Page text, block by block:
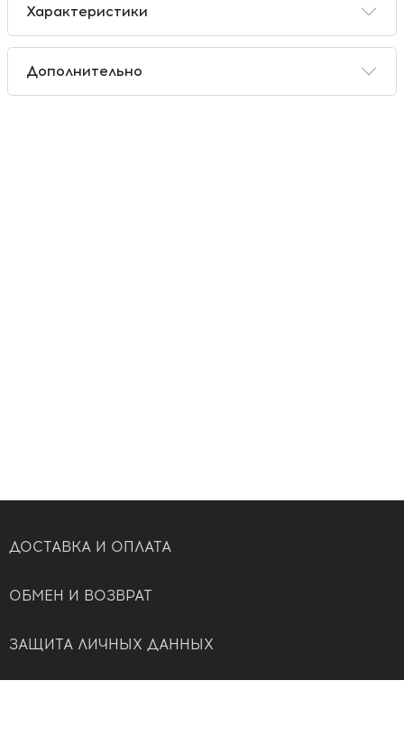
Характеристики
Дополнительно
ДОСТАВКА И ОПЛАТА
ОБМЕН И ВОЗВРАТ
ЗАЩИТА ЛИЧНЫХ ДАННЫХ